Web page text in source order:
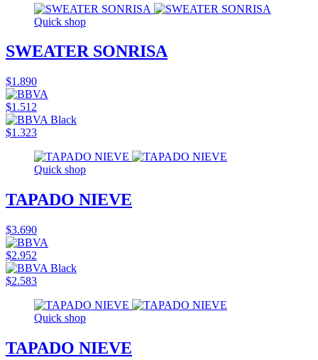
Quick shop
SWEATER SONRISA
$1.890
$1.512
$1.323
Quick shop
TAPADO NIEVE
$3.690
$2.952
$2.583
Quick shop
TAPADO NIEVE